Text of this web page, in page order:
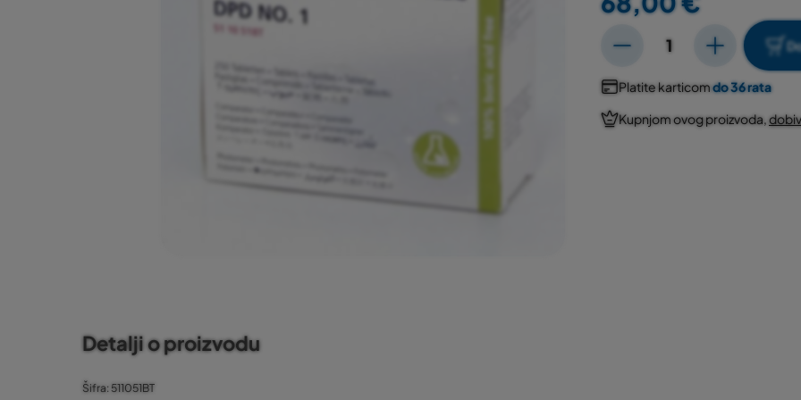
Platite karticomdo 36 rata
Kupnjom ovog proizvoda,
Detalji o proizvodu
Šifra: 511051BT